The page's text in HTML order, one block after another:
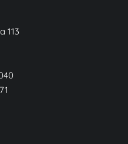
113